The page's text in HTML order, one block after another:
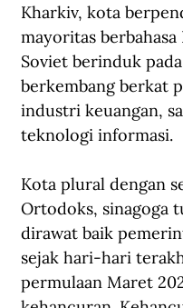
Kharkiv, kota
mayoritas
Soviet berinduk
berkembang berkat
industri keuangan,
teknologi informasi.
Kota plural dengan
Ortodoks, sinagoga
dirawat baik
sejak hari-hari
permulaan Maret